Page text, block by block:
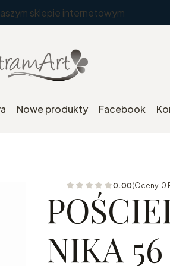
sklepie internetowym
Nowe produkty Facebook
0.00(Oceny: 0
NIKA